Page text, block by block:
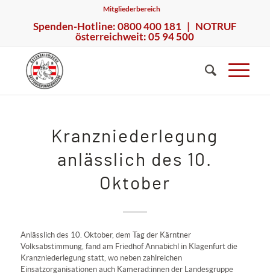
Mitgliederbereich
Spenden-Hotline: 0800 400 181 | NOTRUF
österreichweit: 05 94 500
Kranzniederlegung
anlässlich des 10.
Oktober
Anlässlich des 10. Oktober, dem Tag der Kärntner
Volksabstimmung, fand am Friedhof Annabichl in Klagenfurt die
Kranzniederlegung statt, wo neben zahlreichen
Einsatzorganisationen auch Kamerad:innen der Landesgruppe